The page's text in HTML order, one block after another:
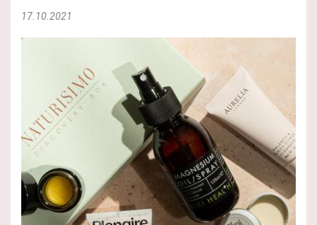
17.10.2021